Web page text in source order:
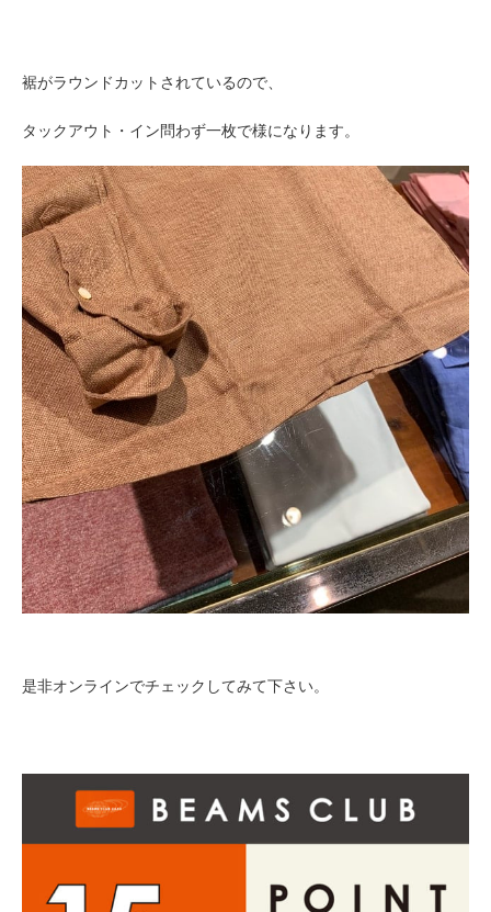
裾がラウンドカットされているので、
タックアウト・イン問わず一枚で様になります。
是非オンラインでチェックしてみて下さい。